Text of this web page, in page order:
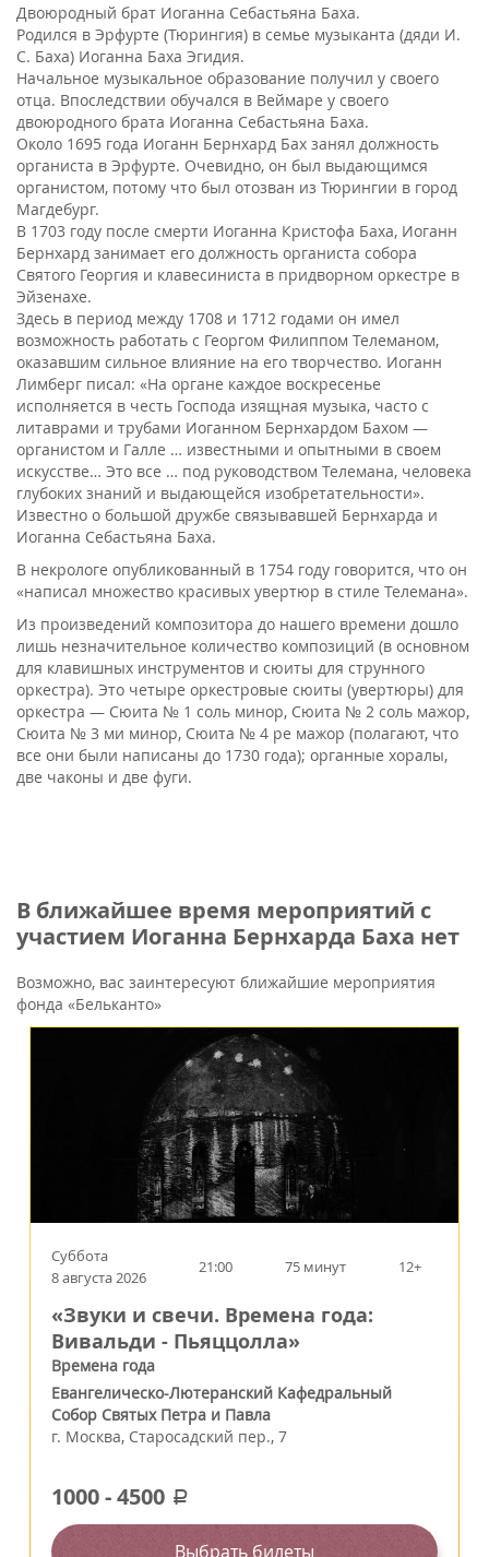
Двоюродный брат Иоганна Себастьяна Баха.
Родился в Эрфурте (Тюрингия) в семье музыканта (дяди И.
С. Баха) Иоганна Баха Эгидия.
Начальное музыкальное образование получил у своего
отца. Впоследствии обучался в Веймаре у своего
двоюродного брата Иоганна Себастьяна Баха.
Около 1695 года Иоганн Бернхард Бах занял должность
органиста в Эрфурте. Очевидно, он был выдающимся
органистом, потому что был отозван из Тюрингии в город
Магдебург.
В 1703 году после смерти Иоганна Кристофа Баха, Иоганн
Бернхард занимает его должность органиста собора
Святого Георгия и клавесиниста в придворном оркестре в
Эйзенахе.
Здесь в период между 1708 и 1712 годами он имел
возможность работать с Георгом Филиппом Телеманом,
оказавшим сильное влияние на его творчество. Иоганн
Лимберг писал: «На органе каждое воскресенье
исполняется в честь Господа изящная музыка, часто с
литаврами и трубами Иоганном Бернхардом Бахом —
органистом и Галле … известными и опытными в своем
искусстве… Это все … под руководством Телемана, человека
глубоких знаний и выдающейся изобретательности».
Известно о большой дружбе связывавшей Бернхарда и
Иоганна Себастьяна Баха.
В некрологе опубликованный в 1754 году говорится, что он
«написал множество красивых увертюр в стиле Телемана».
Из произведений композитора до нашего времени дошло
лишь незначительное количество композиций (в основном
для клавишных инструментов и сюиты для струнного
оркестра). Это четыре оркестровые сюиты (увертюры) для
оркестра — Сюита № 1 соль минор, Сюита № 2 соль мажор,
Сюита № 3 ми минор, Сюита № 4 ре мажор (полагают, что
все они были написаны до 1730 года); органные хоралы,
две чаконы и две фуги.
В ближайшее время мероприятий с
участием Иоганна Бернхарда Баха нет
Возможно, вас заинтересуют ближайшие мероприятия
фонда «Бельканто»
Суббота
8 августа 2026
21:00 75 минут 12+
«Звуки и свечи. Времена года:
Вивальди - Пьяццолла»
Времена года
Евангелическо-Лютеранский Кафедральный
Собор Святых Петра и Павла
г. Москва, Старосадский пер., 7
1000-4500 a
Выбрать билеты